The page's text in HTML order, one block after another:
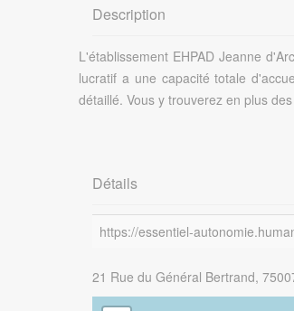
Description
L'établissement EHPAD Jeanne
lucratif a une capacité totale
détaillé. Vous y trouverez en plus
Détails
https://essentiel-
21 Rue du Général Bertrand,